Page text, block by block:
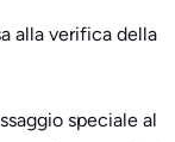
alla verifica della
speciale al